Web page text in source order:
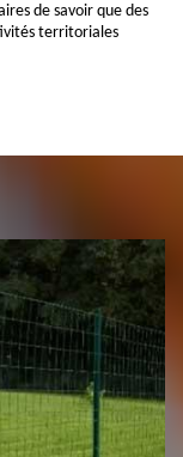
de savoir que des
territoriales